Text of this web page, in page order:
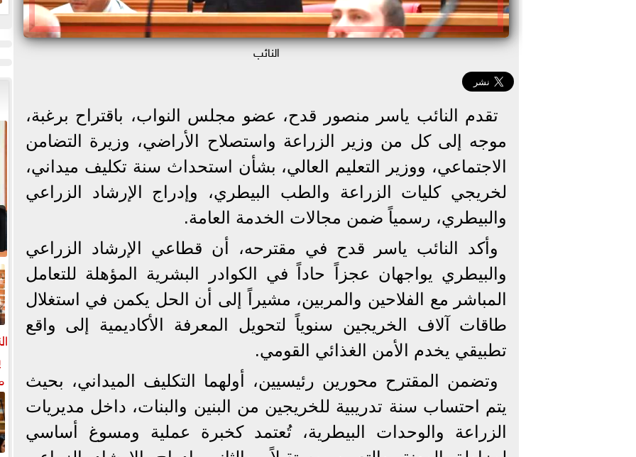
النائب
تقدم النائب ياسر منصور قدح، عضو مجلس النواب، باقتراح برغبة،
موجه إلى كل من وزير الزراعة واستصلاح الأراضي، وزيرة التضامن
الاجتماعي، ووزير التعليم العالي، بشأن استحداث سنة تكليف ميداني،
لخريجي كليات الزراعة والطب البيطري، وإدراج الإرشاد الزراعي
والبيطري، رسمياً ضمن مجالات الخدمة العامة.
وأكد النائب ياسر قدح في مقترحه، أن قطاعي الإرشاد الزراعي
والبيطري يواجهان عجزاً حاداً في الكوادر البشرية المؤهلة للتعامل
المباشر مع الفلاحين والمربين، مشيراً إلى أن الحل يكمن في استغلال
طاقات آلاف الخريجين سنوياً لتحويل المعرفة الأكاديمية إلى واقع
تطبيقي يخدم الأمن الغذائي القومي.
وتضمن المقترح محورين رئيسيين، أولهما التكليف الميداني، بحيث
يتم احتساب سنة تدريبية للخريجين من البنين والبنات، داخل مديريات
الزراعة والوحدات البيطرية، تُعتمد كخبرة عملية ومسوغ أساسي